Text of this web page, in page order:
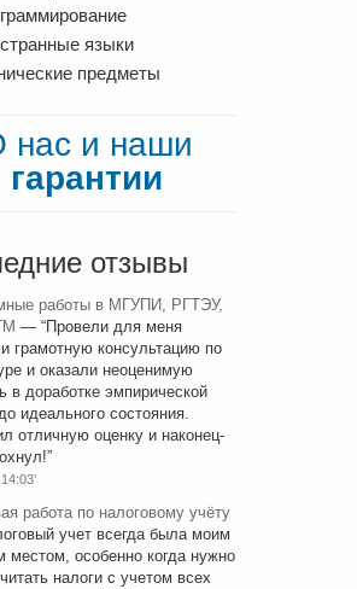
языки
предметы
нас и наши
гарантии
отзывы
работы в МГУПИ, РГТЭУ,
— “Провели для меня
грамотную консультацию по
и оказали неоценимую
в доработке эмпирической
идеального состояния.
отличную оценку и наконец-
”
работа по налоговому учёту
учет всегда была моим
местом, особенно когда нужно
налоги с учетом всех